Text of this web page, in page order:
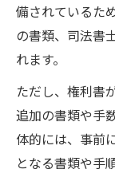
備されているた
の書類、司法書
れます。
ただし、権利書
追加の書類や手
体的には、事前
となる書類や手